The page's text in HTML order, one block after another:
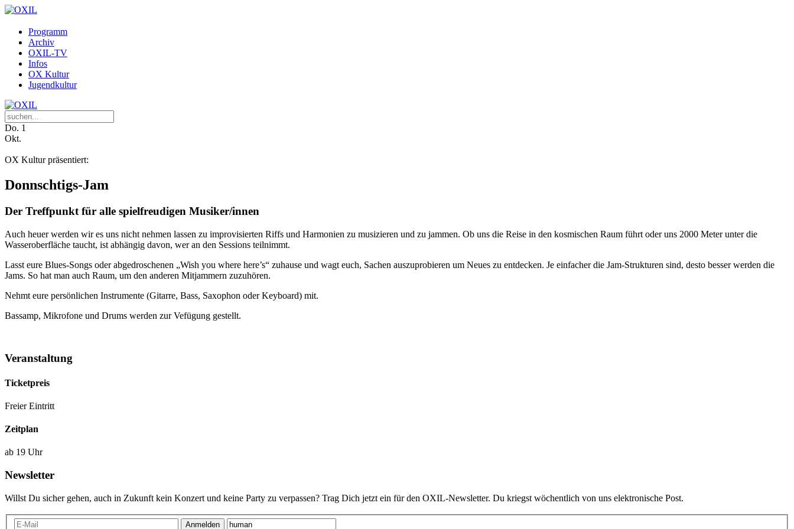
Programm
Archiv
OXIL-TV
Infos
OX Kultur
Jugendkultur
Do. 1
Okt.
OX Kultur präsentiert:
Donnschtigs-Jam
Der Treffpunkt für alle spielfreudigen Musiker/innen
Auch heuer werden wir es uns nicht nehmen lassen zu improvisierten Riffs und Harmonien zu musizieren und zu jammen. Ob uns die Reise in den kosmischen Raum führt oder uns 2000 Meter unter die
Wasseroberfläche taucht, ist abhängig davon, wer an den Sessions teilnimmt.
Lasst eure Blues-Songs oder abgedroschenen „Wish you where here’s“ zuhause und wagt euch, Sachen auszuprobieren um Neues zu entdecken. Je einfacher die Jam-Strukturen sind, desto besser werden die
Jams. So hat man auch Raum, um den anderen Mitjammern zuzuhören.
Nehmt eure persönlichen Instrumente (Gitarre, Bass, Saxophon oder Keyboard) mit.
Bassamp, Mikrofone und Drums werden zur Vefügung gestellt.
Veranstaltung
Ticketpreis
Freier Eintritt
Zeitplan
ab 19 Uhr
Newsletter
Willst Du sicher gehen, auch in Zukunft kein Konzert und keine Party zu verpassen? Trag Dich jetzt ein für den OXIL-Newsletter. Du kriegst wöchentlich von uns elektronische Post.
Anmelden